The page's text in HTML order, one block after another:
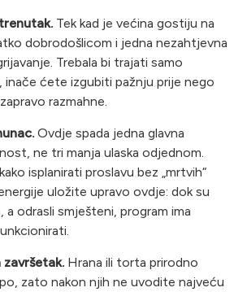
Tek kad je većina gostiju na
dobrodošlicom i jedna nezahtjevna
Trebala bi trajati samo
inače ćete izgubiti pažnju prije nego
razmahne.
Ovdje spada jedna glavna
ne tri manja ulaska odjednom.
isplanirati proslavu bez „mrtvih“
uložite upravo ovdje: dok su
a odrasli smješteni, program ima
završetak. Hrana ili torta prirodno
zato nakon njih ne uvodite najveću